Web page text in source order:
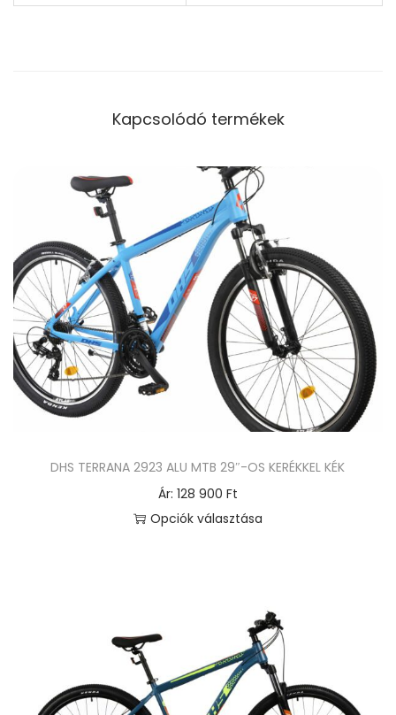
Kapcsolódó termékek
DHS TERRANA 2923 ALU MTB 29″-OS KERÉKKEL KÉK
Ár: 128 900 Ft
Opciók választása
a